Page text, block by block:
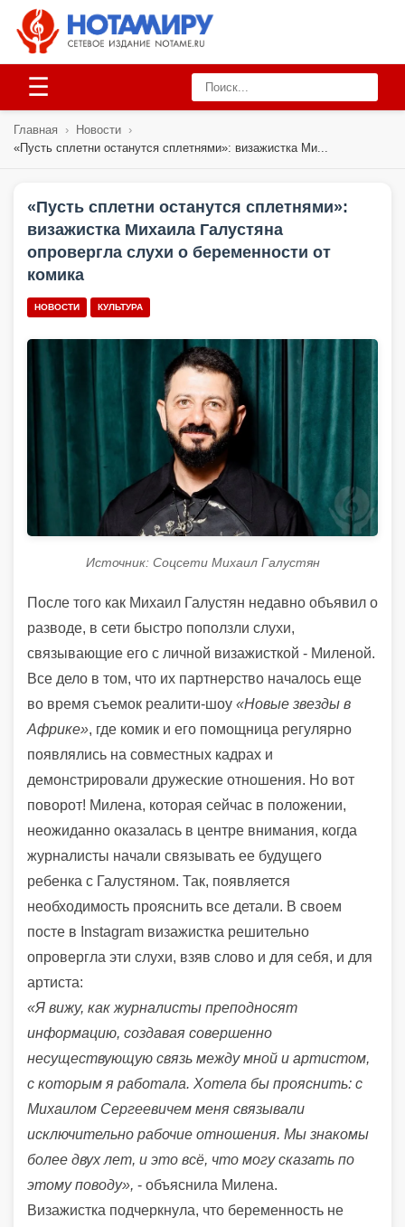
☰
Главная › Новости ›
«Пусть сплетни останутся сплетнями»: визажистка Ми...
«Пусть сплетни останутся сплетнями»:
визажистка Михаила Галустяна
опровергла слухи о беременности от
комика
НОВОСТИ КУЛЬТУРА
Источник: Соцсети Михаил Галустян
После того как Михаил Галустян недавно объявил о
разводе, в сети быстро поползли слухи,
связывающие его с личной визажисткой - Миленой.
Все дело в том, что их партнерство началось еще
во время съемок реалити-шоу «Новые звезды в
Африке», где комик и его помощница регулярно
появлялись на совместных кадрах и
демонстрировали дружеские отношения. Но вот
поворот! Милена, которая сейчас в положении,
неожиданно оказалась в центре внимания, когда
журналисты начали связывать ее будущего
ребенка с Галустяном. Так, появляется
необходимость прояснить все детали. В своем
посте в Instagram визажистка решительно
опровергла эти слухи, взяв слово и для себя, и для
артиста:
«Я вижу, как журналисты преподносят
информацию, создавая совершенно
несуществующую связь между мной и артистом,
с которым я работала. Хотела бы прояснить: с
Михаилом Сергеевичем меня связывали
исключительно рабочие отношения. Мы знакомы
более двух лет, и это всё, что могу сказать по
этому поводу», - объяснила Милена.
Визажистка подчеркнула, что беременность не